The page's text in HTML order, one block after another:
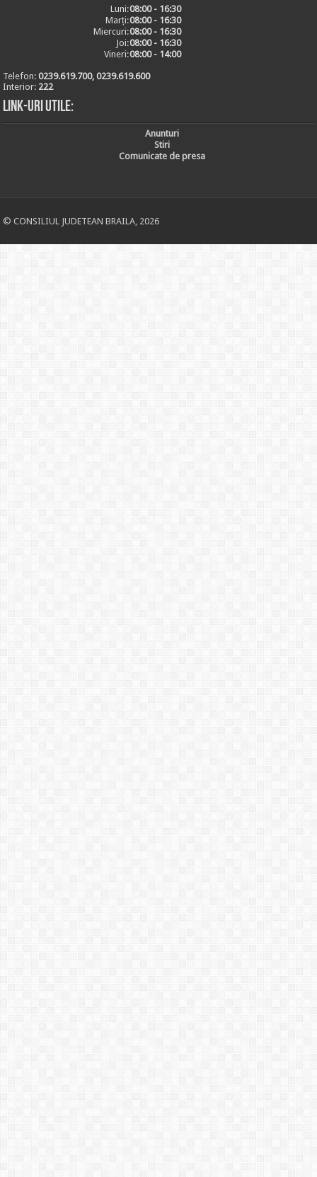
Luni:08:00 - 16:30
Marți:08:00 - 16:30
Miercuri:08:00 - 16:30
Joi:08:00 - 16:30
Vineri:08:00 - 14:00
Telefon:0239.619.700, 0239.619.600
Interior: 222
Link-uri utile:
Anunturi
Stiri
Comunicate de presa
© CONSILIUL JUDETEAN BRAILA, 2026